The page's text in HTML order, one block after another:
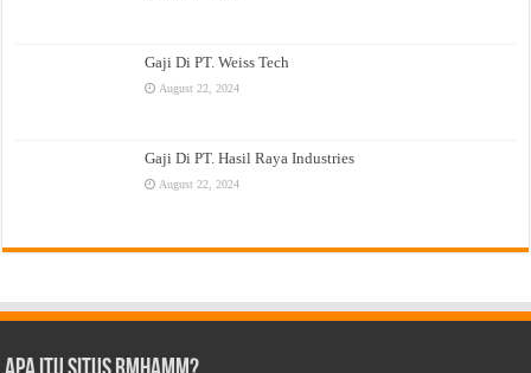
Gaji Di PT. Weiss Tech
August 22, 2024
Gaji Di PT. Hasil Raya Industries
August 22, 2024